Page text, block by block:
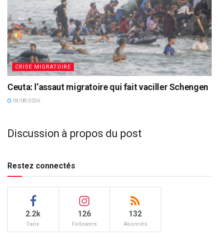
CRISE MIGRATOIRE
Ceuta: l’assaut migratoire qui fait vaciller Schengen
04/08/2026
Discussion à propos du post
Restez connectés
2.2k
Fans
126
Followers
132
Abonnés